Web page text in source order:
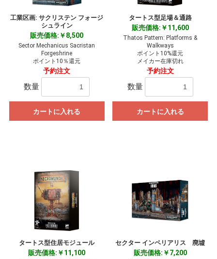
工業区画: サクリステン フォージ
シュライン
販売価格:￥8,500
Sector Mechanicus Sacristan
Forgeshrine
ポイント10％還元
予約注文
数量
カートに入れる
タートス型足場＆通路
販売価格:￥11,600
Thatos Pattern: Platforms &
Walkways
ポイント10%還元
メイカー在庫切れ
予約注文
数量
カートに入れる
タートス型住居モジュール
販売価格:￥11,100
セクター インペリアリス 廃墟
販売価格:￥7,200
お買い物を続ける カートへ進む